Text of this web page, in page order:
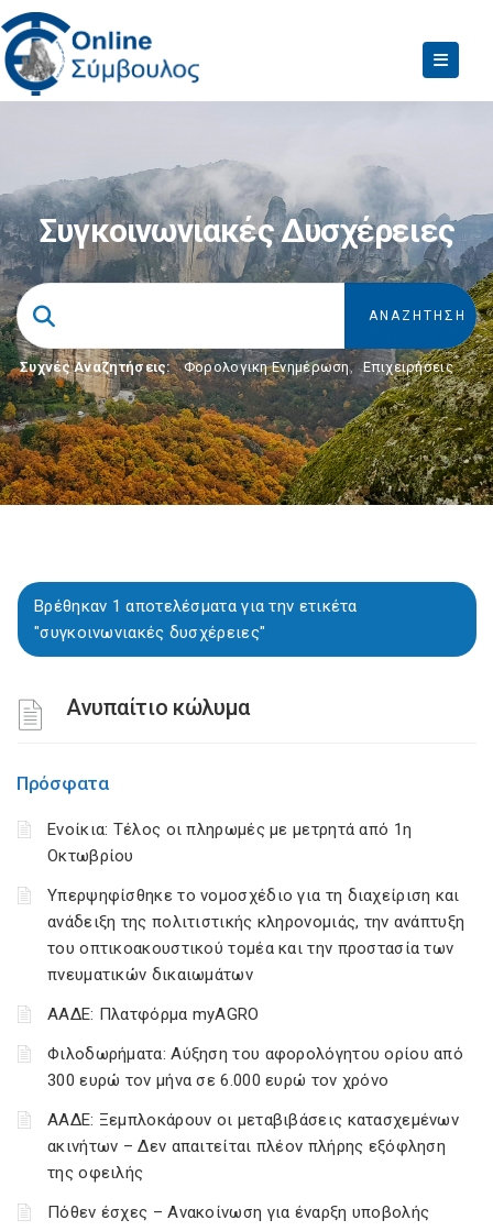
Συγκοινωνιακές Δυσχέρειες
Συχνές Αναζητήσεις: Φορολογικη Ενημέρωση, Επιχειρήσεις
Βρέθηκαν 1 αποτελέσματα για την ετικέτα
"συγκοινωνιακές δυσχέρειες"
Ανυπαίτιο κώλυμα
Πρόσφατα
Ενοίκια: Τέλος οι πληρωμές με μετρητά από 1η
Οκτωβρίου
Υπερψηφίσθηκε το νομοσχέδιο για τη διαχείριση και
ανάδειξη της πολιτιστικής κληρονομιάς, την ανάπτυξη
του οπτικοακουστικού τομέα και την προστασία των
πνευματικών δικαιωμάτων
ΑΑΔΕ: Πλατφόρμα myAGRO
Φιλοδωρήματα: Αύξηση του αφορολόγητου ορίου από
300 ευρώ τον μήνα σε 6.000 ευρώ τον χρόνο
ΑΑΔΕ: Ξεμπλοκάρουν οι μεταβιβάσεις κατασχεμένων
ακινήτων – Δεν απαιτείται πλέον πλήρης εξόφληση
της οφειλής
Πόθεν έσχες – Ανακοίνωση για έναρξη υποβολής